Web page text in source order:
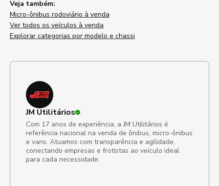
Veja também:
Micro-ônibus rodoviário à venda
Ver todos os veículos à venda
Explorar categorias por modelo e chassi
JM Utilitários
Com 17 anos de experiência, a JM Utilitários é
referência nacional na venda de ônibus, micro-ônibus
e vans. Atuamos com transparência e agilidade,
conectando empresas e frotistas ao veículo ideal
para cada necessidade.